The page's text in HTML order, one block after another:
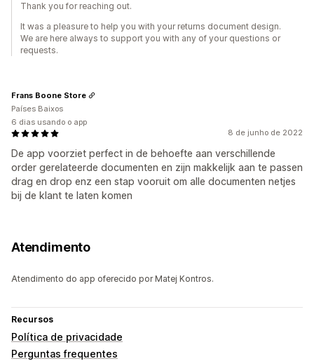
Thank you for reaching out.
It was a pleasure to help you with your returns document design.
We are here always to support you with any of your questions or
requests.
8 de junho de 2022
De app voorziet perfect in de behoefte aan verschillende
order gerelateerde documenten en zijn makkelijk aan te passen
drag en drop enz een stap vooruit om alle documenten netjes
bij de klant te laten komen
Frans Boone Store
Países Baixos
6 dias usando o app
Atendimento
Atendimento do app oferecido por Matej Kontros.
Recursos
Política de privacidade
Perguntas frequentes